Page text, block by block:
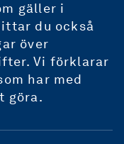
gäller i
du också
över
Vi förklarar
har med
göra.